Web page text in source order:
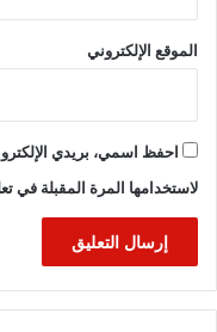
الموقع الإلكتروني
احفظ اسمي، بريدي
لاستخدامها المرة المقبلة في